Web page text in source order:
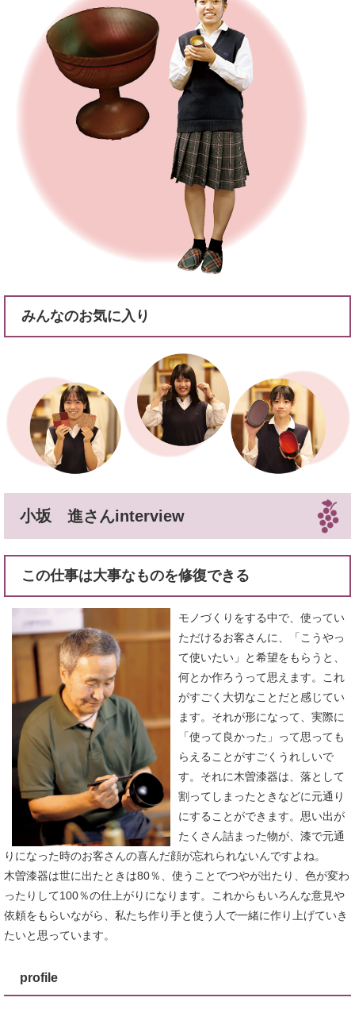
みんなのお気に入り
小坂 進さんinterview
この仕事は大事なものを修復できる
モノづくりをする中で、使ってい
ただけるお客さんに、「こうやっ
て使いたい」と希望をもらうと、
何とか作ろうって思えます。これ
がすごく大切なことだと感じてい
ます。それが形になって、実際に
「使って良かった」って思っても
らえることがすごくうれしいで
す。それに木曽漆器は、落として
割ってしまったときなどに元通り
にすることができます。思い出が
たくさん詰まった物が、漆で元通
りになった時のお客さんの喜んだ顔が忘れられないんですよね。
木曽漆器は世に出たときは80％、使うことでつやが出たり、色が変わ
ったりして100％の仕上がりになります。これからもいろんな意見や
依頼をもらいながら、私たち作り手と使う人で一緒に作り上げていき
たいと思っています。
profile